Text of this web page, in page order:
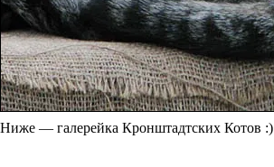
Ниже — галерейка Кронштадтских Котов :)